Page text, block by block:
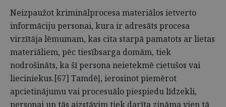
Neizpaužot kriminālprocesa materiālos ietverto
informāciju personai, kura ir adresāts procesa
virzītāja lēmumam, kas cita starpā pamatots ar lietas
materiāliem, pēc tiesībsarga domām, tiek
nodrošināts, ka šī persona neietekmē cietušos vai
lieciniekus.[67] Tamdēļ, ierosinot piemērot
apcietinājumu vai procesuālo piespiedu līdzekli,
personai un tās aizstāvim tiek darīta zināma vien tā